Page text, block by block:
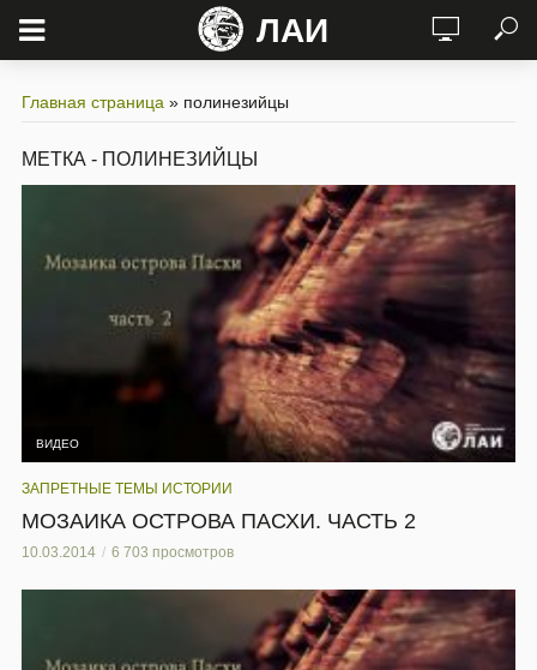
ЛАИ
Главная страница » полинезийцы
МЕТКА - ПОЛИНЕЗИЙЦЫ
ВИДЕО
ЗАПРЕТНЫЕ ТЕМЫ ИСТОРИИ
МОЗАИКА ОСТРОВА ПАСХИ. ЧАСТЬ 2
10.03.2014 6 703 просмотров